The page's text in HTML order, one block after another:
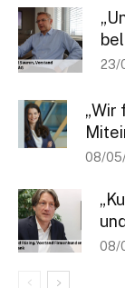
23/
„Wir
08/
08/